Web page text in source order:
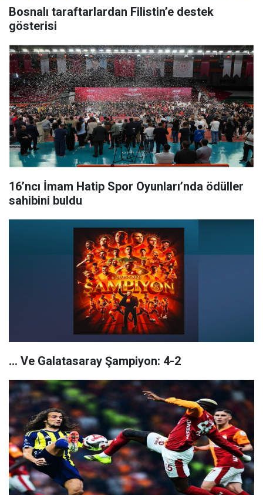
Bosnalı taraftarlardan Filistin’e destek
gösterisi
16’ncı İmam Hatip Spor Oyunları’nda ödüller
sahibini buldu
... Ve Galatasaray Şampiyon: 4-2